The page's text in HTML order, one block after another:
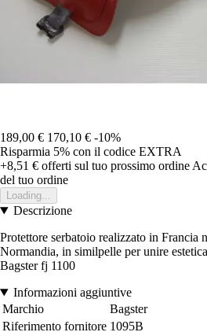
189,00 € 170,10 € -10%
Risparmia 5% con il codice EXTRA
+8,51 € offerti sul tuo prossimo ordine
del tuo ordine
Loading...
Descrizione
Protettore serbatoio realizzato in Francia
Normandia, in similpelle per unire
Bagster fj 1100
Informazioni aggiuntive
Marchio
Bagster
Riferimento fornitore 1095B